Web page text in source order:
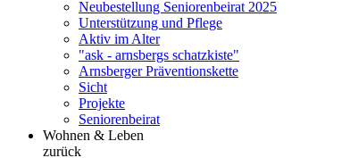
Neubestellung Seniorenbeirat 2025
Unterstützung und Pflege
Aktiv im Alter
"ask - arnsbergs schatzkiste"
Arnsberger Präventionskette
Sicht
Projekte
Seniorenbeirat
Wohnen & Leben
zurück